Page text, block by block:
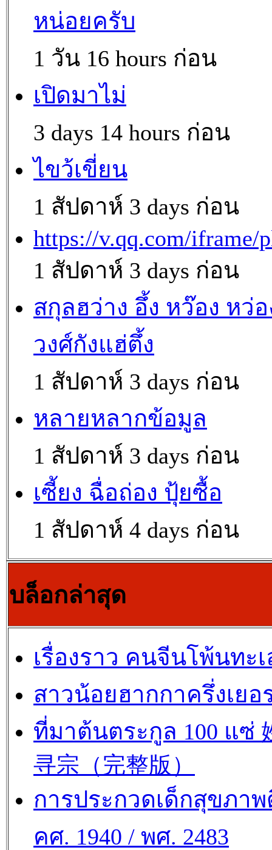
หน่อยครับ
1 วัน 16 hours ก่อน
เปิดมาไม่
3 days 14 hours ก่อน
ไขว้เขี่ยน
1 สัปดาห์ 3 days ก่อน
https://v.qq.com/iframe/
1 สัปดาห์ 3 days ก่อน
สกุลฮว่าง อึ้ง หว๊อง หว่อ
วงศ์กังแฮ่ตึ้ง
1 สัปดาห์ 3 days ก่อน
หลายหลากข้อมูล
1 สัปดาห์ 3 days ก่อน
เซี้ยง ฉื่อถ่อง ปุ้ยซื้อ
1 สัปดาห์ 4 days ก่อน
บล็อกล่าสุด
เรื่องราว คนจีนโพ้นทะ
สาวน้อยฮากกาครึ่งเยอ
ที่มาต้นตระกูล 100 แซ่
寻宗（完整版）
การประกวดเด็กสุขภา
คศ. 1940 / พศ. 2483